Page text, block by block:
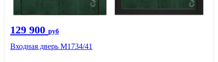
129 900 руб
Входная дверь М1734/41